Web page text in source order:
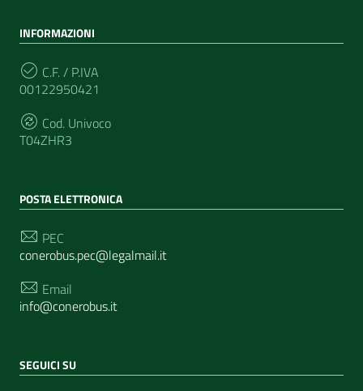
INFORMAZIONI
C.F. / P.IVA
00122950421
Cod. Univoco
T04ZHR3
POSTA ELETTRONICA
PEC
conerobus.pec@legalmail.it
Email
info@conerobus.it
SEGUICI SU